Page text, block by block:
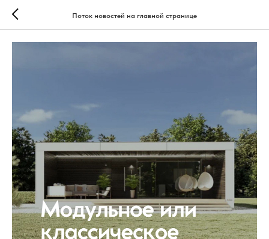
Поток новостей на главной странице